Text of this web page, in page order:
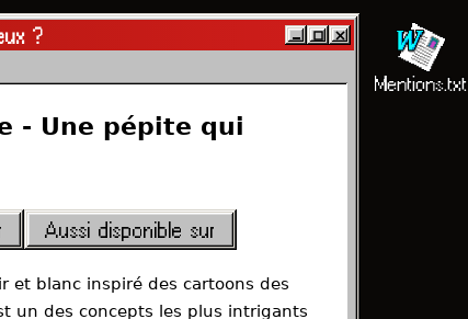
Le Grenier Partenaires Charte.txt Mentions.txt
?
- Une pépite qui
Aussi disponible sur
et blanc inspiré des cartoons des
un des concepts les plus intrigants
· Tests · Dossiers · Interviews
Contact